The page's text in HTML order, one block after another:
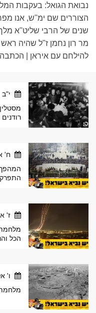
נבואת הגואל: בעקבות
שנים של הרבי שליט''א
מר רון נחמן ז"ל שהיה
להילחם עם איראן |
י"ב
רודנים
ח'
ז'
הכל
ו'